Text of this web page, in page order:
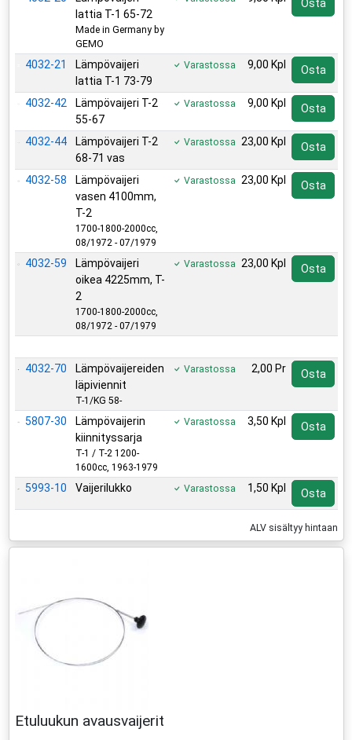
lattia T-1 65-72
Made in Germany by
GEMO
Osta
4032-21
Lämpövaijeri
lattia T-1 73-79
Varastossa 9,00 Kpl Osta
4032-42
Lämpövaijeri T-2
55-67
Varastossa 9,00 Kpl Osta
4032-44
Lämpövaijeri T-2
68-71 vas
Varastossa 23,00 Kpl Osta
4032-58
Lämpövaijeri
vasen 4100mm,
T-2
1700-1800-2000cc,
08/1972 - 07/1979
Varastossa 23,00 Kpl Osta
4032-59
Lämpövaijeri
oikea 4225mm, T-
2
1700-1800-2000cc,
08/1972 - 07/1979
Varastossa 23,00 Kpl Osta
4032-70
Lämpövaijereiden
läpiviennit
T-1/KG 58-
Varastossa 2,00 Pr Osta
5807-30
Lämpövaijerin
kiinnityssarja
T-1 / T-2 1200-
1600cc, 1963-1979
Varastossa 3,50 Kpl Osta
5993-10 Vaijerilukko Varastossa 1,50 Kpl Osta
ALV sisältyy hintaan
Etuluukun avausvaijerit